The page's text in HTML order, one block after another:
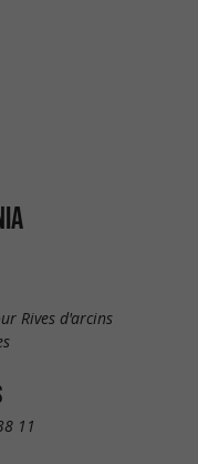
Rives d'arcins
11